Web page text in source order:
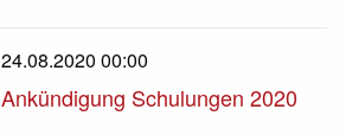
24.08.2020 00:00
Ankündigung Schulungen 2020